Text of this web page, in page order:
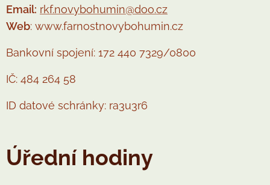
Email: rkf.novybohumin@doo.cz
Web: www.farnostnovybohumin.cz
Bankovní spojení: 172 440 7329/0800
IČ: 484 264 58
ID datové schránky: ra3u3r6
Úřední hodiny